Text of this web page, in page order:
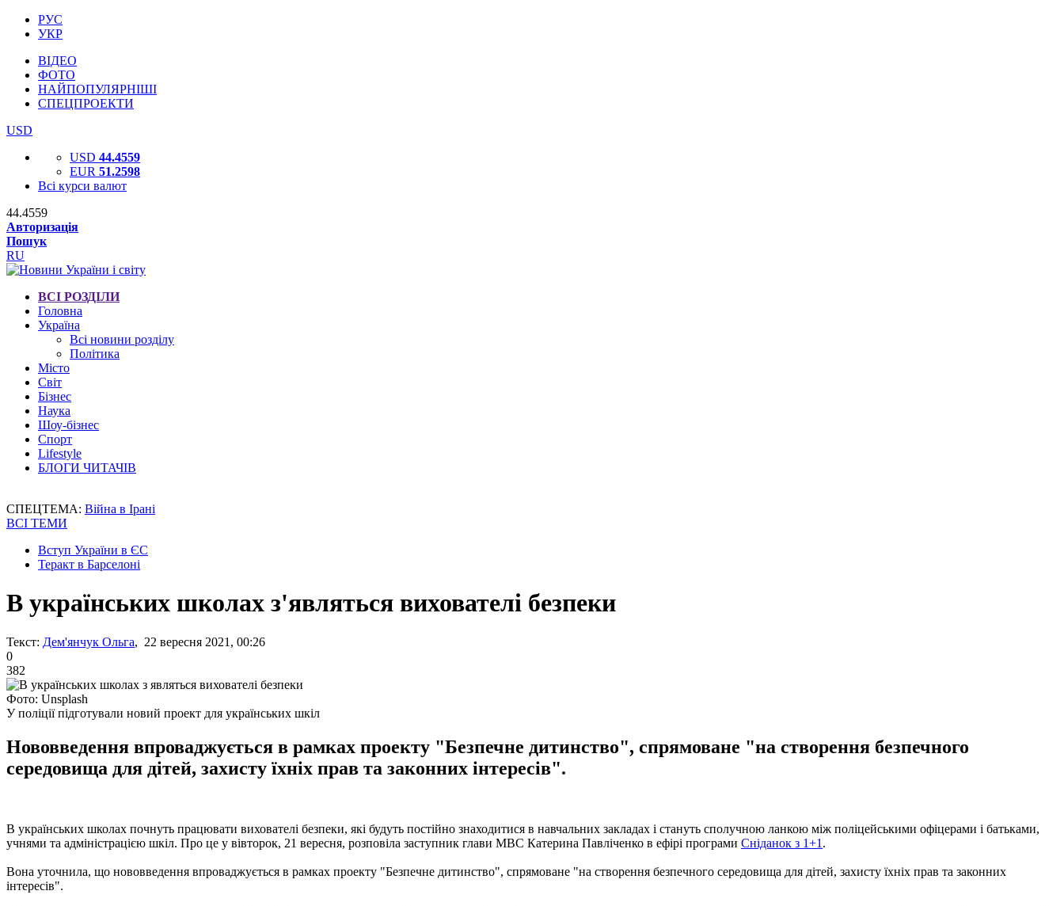
РУС
УКР
ВІДЕО
ФОТО
НАЙПОПУЛЯРНІШІ
СПЕЦПРОЕКТИ
USD
USD 44.4559
EUR 51.2598
Всі курси валют
44.4559
Авторизація
Пошук
RU
ВСІ РОЗДІЛИ
Головна
Україна
Всі новини розділу
Політика
Місто
Світ
Бізнес
Наука
Шоу-бізнес
Спорт
Lifestyle
БЛОГИ ЧИТАЧІВ
СПЕЦТЕМА: Війна в Ірані
ВСІ ТЕМИ
Вступ України в ЄС
Теракт в Барселоні
В українських школах з'являться вихователі безпеки
Текст: Дем'янчук Ольга, 22 вересня 2021, 00:26
0
382
Фото: Unsplash
У поліції підготували новий проект для українських шкіл
Нововведення впроваджується в рамках проекту "Безпечне дитинство", спрямоване "на створення безпечного
середовища для дітей, захисту їхніх прав та законних інтересів".
В українських школах почнуть працювати вихователі безпеки, які будуть постійно знаходитися в навчальних закладах і стануть сполучною ланкою між поліцейськими офіцерами і батьками,
учнями та адміністрацією шкіл. Про це у вівторок, 21 вересня, розповіла заступник глави МВС Катерина Павліченко в ефірі програми Сніданок з 1+1 .
Вона уточнила, що нововведення впроваджується в рамках проекту "Безпечне дитинство", спрямоване "на створення безпечного середовища для дітей, захисту їхніх прав та законних
інтересів".